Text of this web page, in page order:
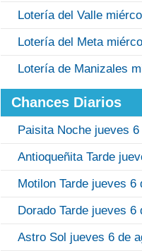
Lotería del Valle
Lotería del Meta
Lotería de Manizales
Chances Diarios
Paisita Noche jueves
Antioqueñita Tarde
Motilon Tarde jueves 6
Dorado Tarde jueves 6
Astro Sol jueves 6 de